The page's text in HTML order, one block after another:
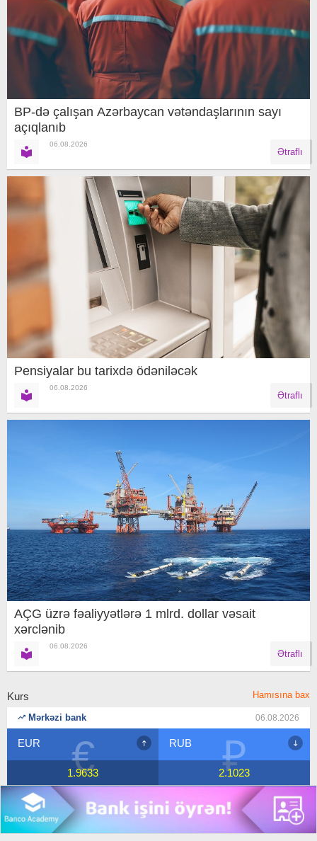
BP-də çalışan Azərbaycan vətəndaşlarının sayı
açıqlanıb
06.08.2026
Ətraflı
Pensiyalar bu tarixdə ödəniləcək
06.08.2026
Ətraflı
AÇG üzrə fəaliyyətlərə 1 mlrd. dollar vəsait
xərclənib
06.08.2026
Ətraflı
Kurs Hamısına bax
Mərkəzi bank 06.08.2026
₽
2.1023 $